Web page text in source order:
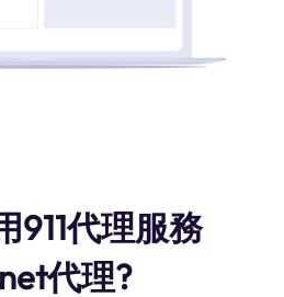
911代理服務
代理?